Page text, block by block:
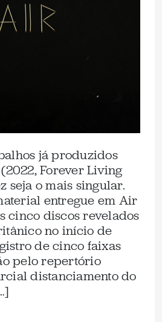
já produzidos
Forever Living
seja o mais singular.
entregue em Air
cinco discos revelados
no início de
de cinco faixas
pelo repertório
distanciamento do